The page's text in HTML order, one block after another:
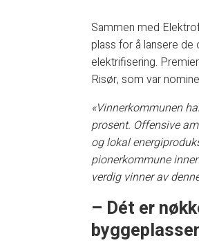
Sammen med
plass for å lansere
elektrifisering.
Risør, som var
«Vinnerkommunen
prosent. Offensive
og lokal
pionerkommune
verdig vinner av
– Dét er